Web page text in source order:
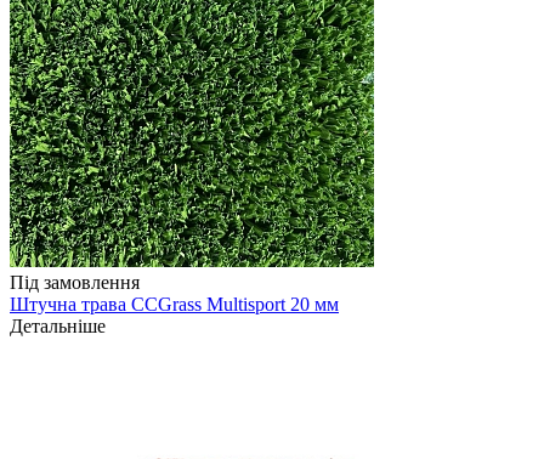
Під замовлення
Штучна трава CCGrass Multisport 20 мм
Детальніше